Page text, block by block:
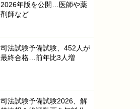
2026年版を公開…医師や薬
剤師など
司法試験予備試験、452人が
最終合格…前年比3人増
司法試験予備試験2026、解